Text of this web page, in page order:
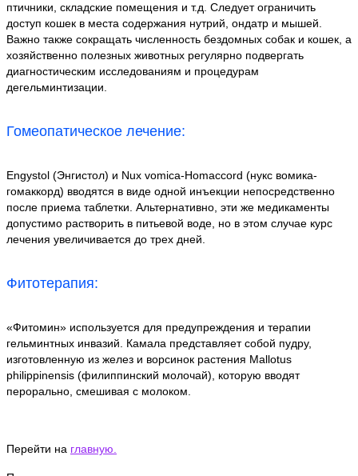
птичники, складские помещения и т.д. Следует ограничить
доступ кошек в места содержания нутрий, ондатр и мышей.
Важно также сокращать численность бездомных собак и кошек, а
хозяйственно полезных животных регулярно подвергать
диагностическим исследованиям и процедурам
дегельминтизации.
Гомеопатическое лечение:
Engystol (Энгистол) и Nux vomica-Homaccord (нукс вомика-
гомаккорд) вводятся в виде одной инъекции непосредственно
после приема таблетки. Альтернативно, эти же медикаменты
допустимо растворить в питьевой воде, но в этом случае курс
лечения увеличивается до трех дней.
Фитотерапия:
«Фитомин» используется для предупреждения и терапии
гельминтных инвазий. Камала представляет собой пудру,
изготовленную из желез и ворсинок растения Mallotus
philippinensis (филиппинский молочай), которую вводят
перорально, смешивая с молоком.
Перейти на главную.